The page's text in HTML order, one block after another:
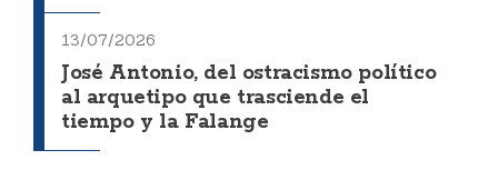
13/07/2026
José Antonio, del ostracismo político
al arquetipo que trasciende el
tiempo y la Falange